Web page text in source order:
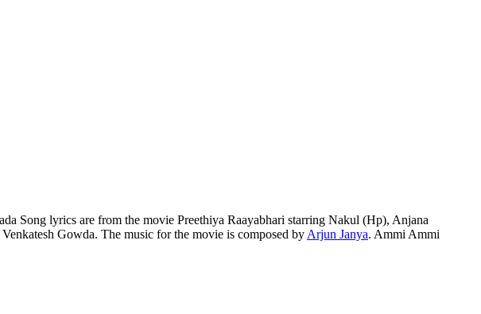
Song lyrics are from the movie Preethiya Raayabhari starring Nakul (Hp), Anjana
Gowda. The music for the movie is composed by Arjun Janya. Ammi Ammi